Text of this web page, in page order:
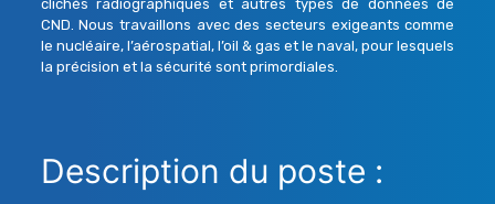
clichés radiographiques et autres types de données de
CND. Nous travaillons avec des secteurs exigeants comme
le nucléaire, l’aérospatial, l’oil & gas et le naval, pour lesquels
la précision et la sécurité sont primordiales.
Description du poste :